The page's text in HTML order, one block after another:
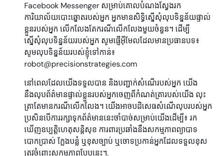
Facebook Messenger សម្រាប់គោលបំណងស្វែងរក
ការិយាល័យបោះឆ្នោតរបស់អ្នក អ្នកមានសិទ្ធិស្នើសុំលុបទិន្នន័យផ្ទាល់
ខ្លួនរបស់អ្នក លើកលែងតែករណីលើកលែងមួយចំនួន។ ដើម្បី
ស្នើសុំលុបទិន្នន័យរបស់អ្នក សូមផ្ញើអ៊ីមែលដែលមានប្រធានបទ៖
សូមលុបទិន្នន័យរបស់ខ្ញុំទៅកាន់៖
robot@precisionstrategies.com
នៅពេលដែលយើងទទួលបាន និងបញ្ជាក់សំណើរបស់អ្នក យើង
នឹងលុបព័ត៌មានផ្ទាល់ខ្លួនរបស់អ្នកចេញពីកំណត់ត្រារបស់យើង លុះ
ត្រាតែមានករណីលើកលែង។ យើងអាចបដិសេធសំណើលុបរបស់អ្នក
ប្រសិនបើការរក្សាទុកព័ត៌មាននេះចាំបាច់សម្រាប់យើងដើម្បី៖ រក
ឃើញឧប្បត្តិហេតុសន្តិសុខ ការពារប្រឆាំងនឹងសកម្មភាពព្យាបាទ
បោកប្រាស់ ក្លែងបន្លំ ឬខុសច្បាប់ ឬចោទប្រកាន់អ្នកដែលទទួលខុស
ត្រូវចំពោះសកម្មភាពបែបនេះ។.